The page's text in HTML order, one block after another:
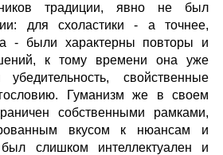
традиции, явно не был
для схоластики - а точнее,
- были характерны повторы и
к тому времени она уже
свойственные
Гуманизм же в своем
собственными рамками,
вкусом к нюансам и
слишком интеллектуален и